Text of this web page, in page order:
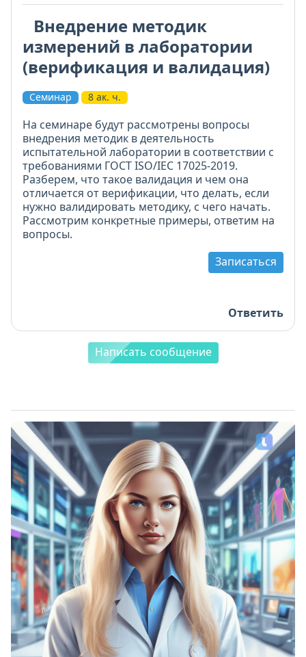
Внедрение методик
измерений в лаборатории
(верификация и валидация)
Семинар 8 ак. ч.
На семинаре будут рассмотрены вопросы
внедрения методик в деятельность
испытательной лаборатории в соответствии с
требованиями ГОСТ ISO/IEC 17025-2019.
Разберем, что такое валидация и чем она
отличается от верификации, что делать, если
нужно валидировать методику, с чего начать.
Рассмотрим конкретные примеры, ответим на
вопросы.
Записаться
Ответить
Написать сообщение